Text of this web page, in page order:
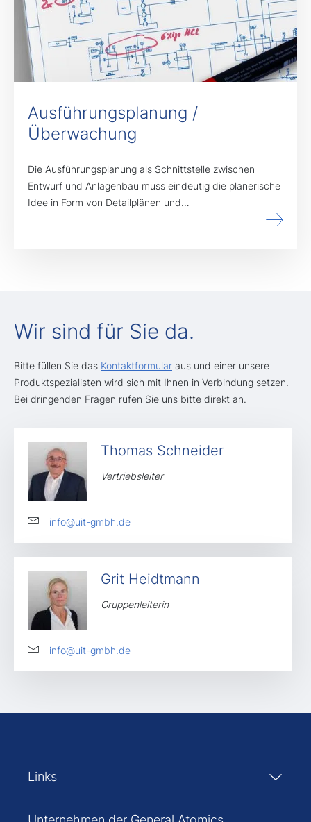
Ausführungsplanung /
Überwachung
Die Ausführungsplanung als Schnittstelle zwischen
Entwurf und Anlagenbau muss eindeutig die planerische
Idee in Form von Detailplänen und…
Wir sind für Sie da.
Bitte füllen Sie das Kontaktformular aus und einer unsere
Produktspezialisten wird sich mit Ihnen in Verbindung setzen.
Bei dringenden Fragen rufen Sie uns bitte direkt an.
Thomas Schneider
Vertriebsleiter
info@uit-gmbh.de
Grit Heidtmann
Gruppenleiterin
info@uit-gmbh.de
Links